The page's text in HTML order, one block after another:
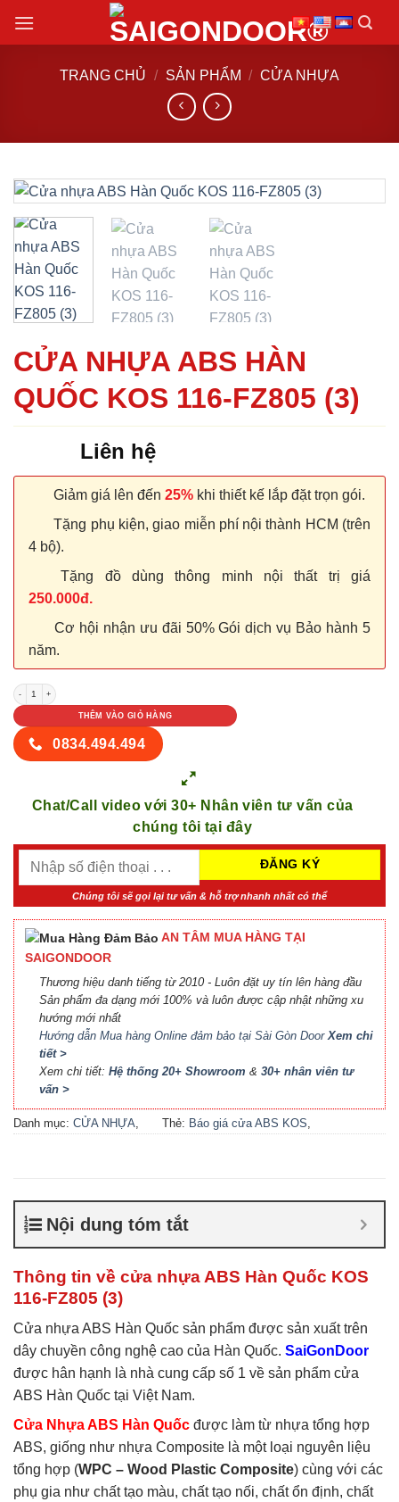
đến
TRANG CHỦ / SẢN PHẨM / CỬA NHỰA
CỬA NHỰA ABS HÀN
QUỐC KOS 116-FZ805 (3)
Liên hệ
Giảm giá lên đến 25% khi thiết kế lắp đặt trọn gói.
Tặng phụ kiện, giao miễn phí nội thành HCM (trên
4 bộ).
Tặng đồ dùng thông minh nội thất trị giá
250.000đ.
Cơ hội nhận ưu đãi 50% Gói dịch vụ Bảo hành 5
năm.
CỬA NHỰA ABS HÀN QUỐC KOS 116-FZ805 (3) số lượng
THÊM VÀO GIỎ HÀNG
0834.494.494
Chat/Call video với 30+ Nhân viên tư vấn của
chúng tôi tại đây
Chúng tôi sẽ gọi lại tư vấn & hỗ trợ nhanh nhất có thể
AN TÂM MUA HÀNG TẠI
SAIGONDOOR
Thương hiệu danh tiếng từ 2010 - Luôn đặt uy tín lên hàng đầu
Sản phẩm đa dạng mới 100% và luôn được cập nhật những xu
hướng mới nhất
Hướng dẫn Mua hàng Online đảm bảo tại Sài Gòn DoorXem chi
tiết >
Xem chi tiết: Hệ thống 20+ Showroom & 30+ nhân viên tư
vấn >
Danh mục: CỬA NHỰA,
Thẻ: Báo giá cửa ABS KOS,
nhựa ABS Hàn Quốc là gì
Cửa nhựa ABS Hàn Quốc
tại TP Vĩnh,Cửa nhựa ABS
nhựa ABS KOS
Nội dung tóm tắt
Thông tin về cửa nhựa ABS Hàn Quốc KOS
116-FZ805 (3)
Cửa nhựa ABS Hàn Quốc sản phẩm được sản xuất trên
dây chuyền công nghệ cao của Hàn Quốc. SaiGonDoor
được hân hạnh là nhà cung cấp số 1 về sản phẩm cửa
ABS Hàn Quốc tại Việt Nam.
Cửa Nhựa ABS Hàn Quốc được làm từ nhựa tổng hợp
ABS, giống như nhựa Composite là một loại nguyên liệu
tổng hợp (WPC – Wood Plastic Composite) cùng với các
phụ gia như chất tạo màu, chất tạo nối, chất ổn định, chất